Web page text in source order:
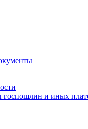
госпошлин и иных